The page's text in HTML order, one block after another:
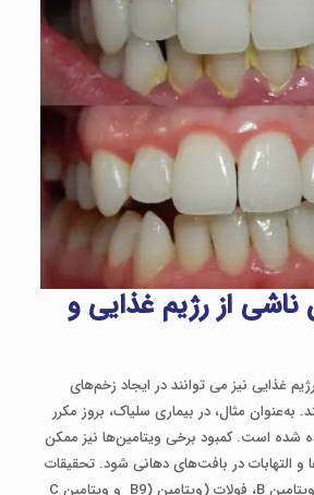
ناشی از رژیم غذایی و
غذایی نیز می ‌توانند در ایجاد زخم‌های
مثال، در بیماری سلیاک، بروز مکرر
است. کمبود برخی ویتامین‌ها نیز ممکن
التهابات در بافت‌های دهانی شود. تحقیقات
نشان داده‌اند که کمبود ویتامین B، فولات (ویتامین (B9 و ویتامین C